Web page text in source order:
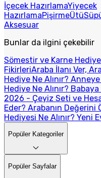
İçecek HazırlamaYiyecek
HazırlamaPişirmeÜtü
Aksesuar
Bunlar da ilgini çekebilir
Sömestir ve Karne
FikirleriAraba İlanı Ver,
Hediye Ne Alınır?
Hediye Ne Alınır?
2026 - Çeyiz Seti ve
Eder? Arabanın Değerini
Hediyesi Ne Alınır? Yeni
Popüler Kategoriler
Popüler Sayfalar